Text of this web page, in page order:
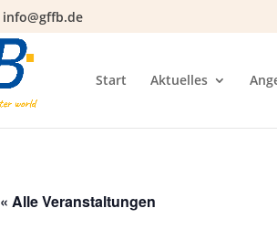
info@gffb.de
Start Aktuelles
« Alle Veranstaltungen